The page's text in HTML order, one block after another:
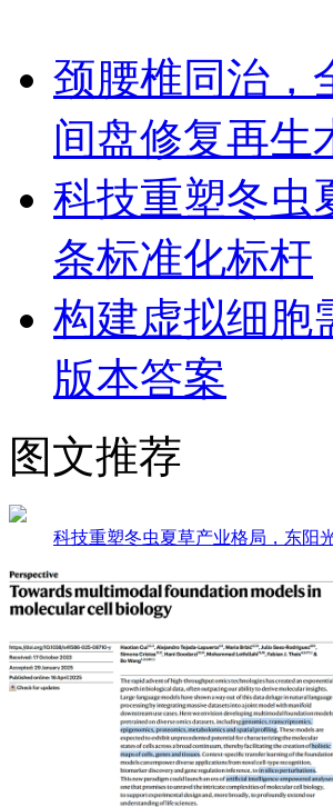
颈腰椎同治，
间盘修复再生
科技重塑冬虫
条标准化标杆
构建虚拟细胞
版本答案
图文推荐
科技重塑冬虫夏草产业格局，东阳